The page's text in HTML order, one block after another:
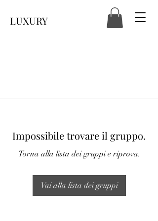
LUXURY
Impossibile trovare il gruppo.
Torna alla lista dei gruppi e riprova.
Vai alla lista dei gruppi